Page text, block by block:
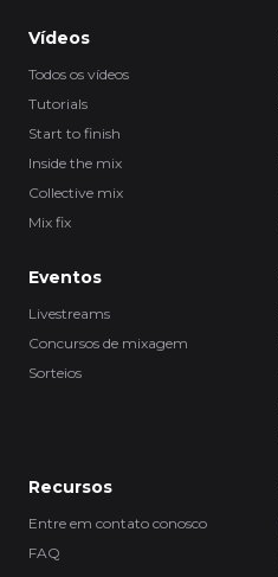
Vídeos
Todos os vídeos
Tutorials
Start to finish
Inside the mix
Collective mix
Mix fix
Eventos
Livestreams
Concursos de mixagem
Sorteios
Recursos
Entre em contato conosco
FAQ